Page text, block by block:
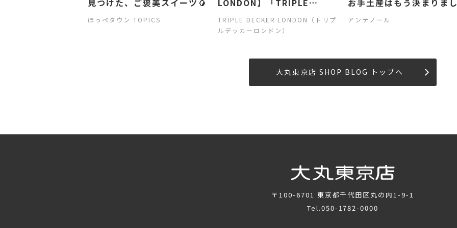
見つけた、ご褒美スイーツ🥭
ほっぺタウン TOPICS
LONDON】「TRIPLE
DECKER アソートバッグ」
好評販売中
TRIPLE DECKER LONDON（トリプ
ルデッカーロンドン）
お手土産はもう決まりま
か？
アンテノール
大丸東京店 SHOP BLOG トップへ
〒100-6701 東京都千代田区丸の内1-9-1
Tel.050-1782-0000